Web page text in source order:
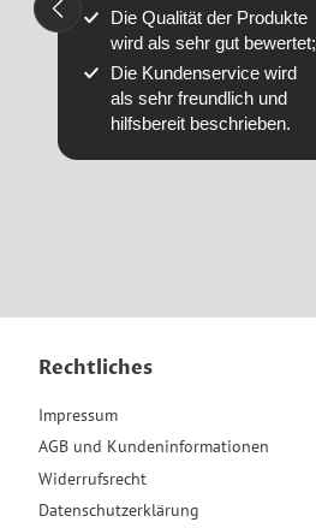
Die Qualität der Produkte
wird als sehr gut bewertet;
Die Kundenservice wird
als sehr freundlich und
hilfsbereit beschrieben.
Rechtliches
Impressum
AGB und Kundeninformationen
Widerrufsrecht
Datenschutzerklärung